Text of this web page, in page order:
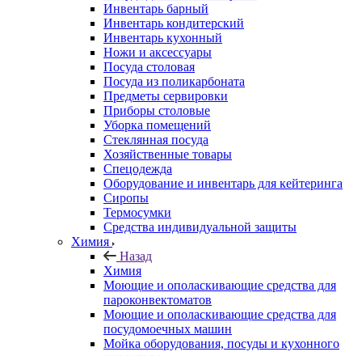
Инвентарь барный
Инвентарь кондитерский
Инвентарь кухонный
Ножи и аксессуары
Посуда столовая
Посуда из поликарбоната
Предметы сервировки
Приборы столовые
Уборка помещений
Стеклянная посуда
Хозяйственные товары
Спецодежда
Оборудование и инвентарь для кейтеринга
Сиропы
Термосумки
Средства индивидуальной защиты
Химия
Назад
Химия
Моющие и ополаскивающие средства для
пароконвектоматов
Моющие и ополаскивающие средства для
посудомоечных машин
Мойка оборудования, посуды и кухонного